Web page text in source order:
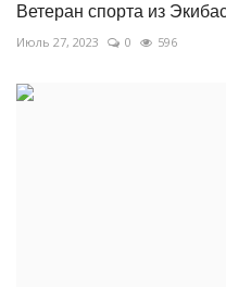
Ветеран спорта из
Июль 27, 2023 0 596